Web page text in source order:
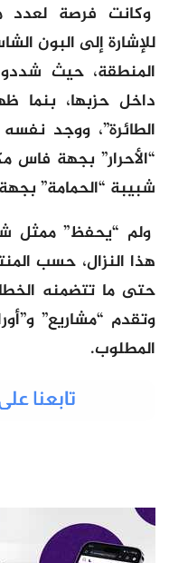
وكانت فرصة لعدد
للإشارة إلى البون
المنطقة، حيث
داخل حزبها،
الطائرة”، ووجد
“الأحرار” بجهة
شبيبة “الحمامة”
ولم “يحفظ” ممثل
هذا النزال، حسب
حتى ما تتضمنه
وتقدم “مشاريع”
المطلوب.